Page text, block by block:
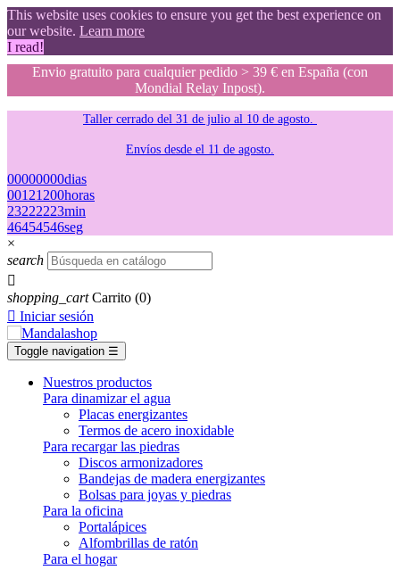
This website uses cookies to ensure you get the best experience on
our website. Learn more
I read!
Envio gratuito para cualquier pedido > 39 € en España (con
Mondial Relay Inpost).
Taller cerrado del 31 de julio al 10 de agosto.
Envíos desde el 11 de agosto.
00000000dias
00121200horas
23222223min
45444445seg
×
search

shopping_cart Carrito (0)
 Iniciar sesión
Toggle navigation ☰
Nuestros productos
Para dinamizar el agua
Placas energizantes
Termos de acero inoxidable
Para recargar las piedras
Discos armonizadores
Bandejas de madera energizantes
Bolsas para joyas y piedras
Para la oficina
Portalápices
Alfombrillas de ratón
Para el hogar